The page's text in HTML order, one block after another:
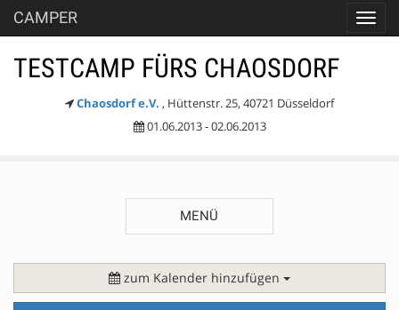
CAMPER
TESTCAMP FÜRS CHAOSDORF
Chaosdorf e.V. , Hüttenstr. 25, 40721 Düsseldorf
01.06.2013 - 02.06.2013
MENÜ
BESCHREIBUNGzum Kalender hinzufügen